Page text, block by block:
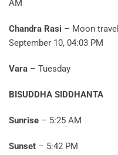
AM
Chandra Rasi – Moon
September 10, 04:03 PM
Vara – Tuesday
BISUDDHA SIDDHANTA
Sunrise – 5:25 AM
Sunset – 5:42 PM